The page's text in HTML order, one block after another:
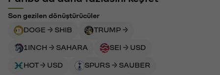
Son gezilen dönüştürücüler
DOGE → SHIB
TRUMP →
1INCH → SAHARA SEI → USD
HOT → USD SPURS → SAUBER